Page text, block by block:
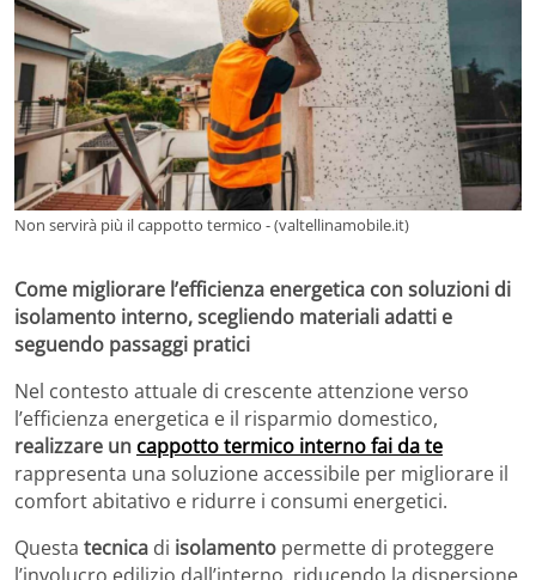
Non servirà più il cappotto termico - (valtellinamobile.it)
Come migliorare l’efficienza energetica con soluzioni di
isolamento interno, scegliendo materiali adatti e
seguendo passaggi pratici
Nel contesto attuale di crescente attenzione verso
l’efficienza energetica e il risparmio domestico,
realizzare un cappotto termico interno fai da te
rappresenta una soluzione accessibile per migliorare il
comfort abitativo e ridurre i consumi energetici.
Questa tecnica di isolamento permette di proteggere